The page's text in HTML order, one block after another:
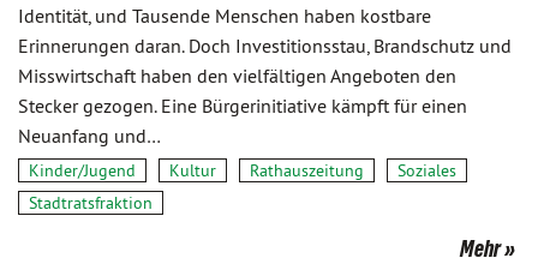
Identität, und Tausende Menschen haben kostbare
Erinnerungen daran. Doch Investitionsstau, Brandschutz und
Misswirtschaft haben den vielfältigen Angeboten den
Stecker gezogen. Eine Bürgerinitiative kämpft für einen
Neuanfang und…
Kinder/Jugend Kultur Rathauszeitung
Soziales
Stadtratsfraktion
Mehr